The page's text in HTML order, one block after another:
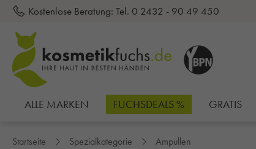
springen
Kostenlose Beratung: Tel. 0 2432 - 90 49 450
ALLE MARKEN FUCHSDEALS % GRATIS
Startseite Spezialkategorie Ampullen